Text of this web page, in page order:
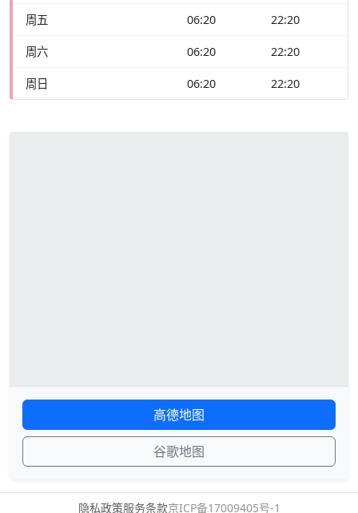
周五 06:20 22:20
周六 06:20 22:20
周日 06:20 22:20
高德地图
谷歌地图
隐私政策服务条款京ICP备17009405号-1